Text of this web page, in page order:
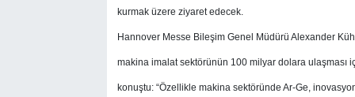
kurmak üzere ziyaret edecek.
Hannover Messe Bileşim Genel Müdürü Alexander
makina imalat sektörünün 100 milyar dolara ulaşması
konuştu: “Özellikle makina sektöründe Ar-Ge,